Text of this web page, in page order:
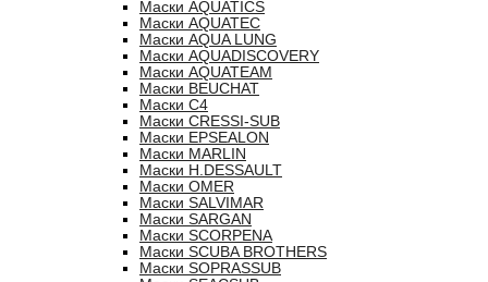
Маски AQUATICS
Маски AQUATEC
Маски AQUA LUNG
Маски AQUADISCOVERY
Маски AQUATEAM
Маски BEUCHAT
Маски C4
Маски CRESSI-SUB
Маски EPSEALON
Маски MARLIN
Маски H.DESSAULT
Маски OMER
Маски SALVIMAR
Маски SARGAN
Маски SCORPENA
Маски SCUBA BROTHERS
Маски SOPRASSUB